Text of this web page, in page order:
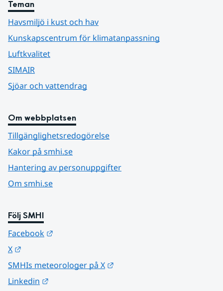
Teman
Havsmiljö i kust och hav
Kunskapscentrum för klimatanpassning
Luftkvalitet
SIMAIR
Sjöar och vattendrag
Om webbplatsen
Tillgänglighetsredogörelse
Kakor på smhi.se
Hantering av personuppgifter
Om smhi.se
Följ SMHI
Facebook
X
SMHIs meteorologer på X
Linkedin